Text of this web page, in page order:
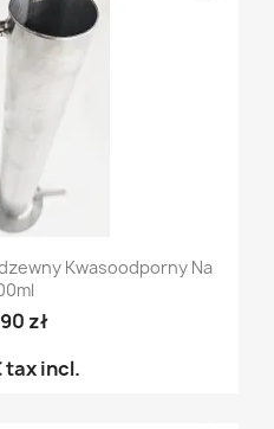
Kwasoodporny Na
zł
tax incl.